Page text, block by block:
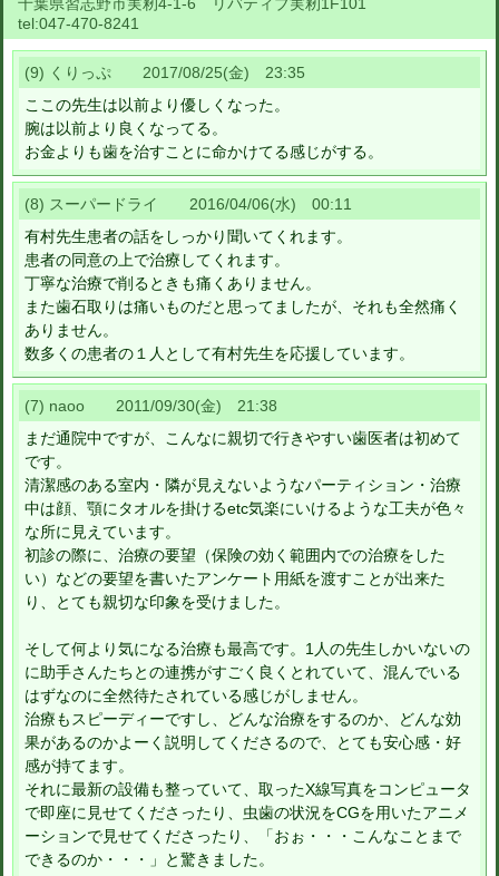
千葉県習志野市実籾4-1-6 リバティブ実籾1F101
tel:047-470-8241
(9) くりっぷ 2017/08/25(金) 23:35
ここの先生は以前より優しくなった。
腕は以前より良くなってる。
お金よりも歯を治すことに命かけてる感じがする。
(8) スーパードライ 2016/04/06(水) 00:11
有村先生患者の話をしっかり聞いてくれます。
患者の同意の上で治療してくれます。
丁寧な治療で削るときも痛くありません。
また歯石取りは痛いものだと思ってましたが、それも全然痛く
ありません。
数多くの患者の１人として有村先生を応援しています。
(7) naoo 2011/09/30(金) 21:38
まだ通院中ですが、こんなに親切で行きやすい歯医者は初めて
です。
清潔感のある室内・隣が見えないようなパーティション・治療
中は顔、顎にタオルを掛けるetc気楽にいけるような工夫が色々
な所に見えています。
初診の際に、治療の要望（保険の効く範囲内での治療をした
い）などの要望を書いたアンケート用紙を渡すことが出来た
り、とても親切な印象を受けました。
そして何より気になる治療も最高です。1人の先生しかいないの
に助手さんたちとの連携がすごく良くとれていて、混んでいる
はずなのに全然待たされている感じがしません。
治療もスピーディーですし、どんな治療をするのか、どんな効
果があるのかよーく説明してくださるので、とても安心感・好
感が持てます。
それに最新の設備も整っていて、取ったX線写真をコンピュータ
で即座に見せてくださったり、虫歯の状況をCGを用いたアニメ
ーションで見せてくださったり、「おぉ・・・こんなことまで
できるのか・・・」と驚きました。